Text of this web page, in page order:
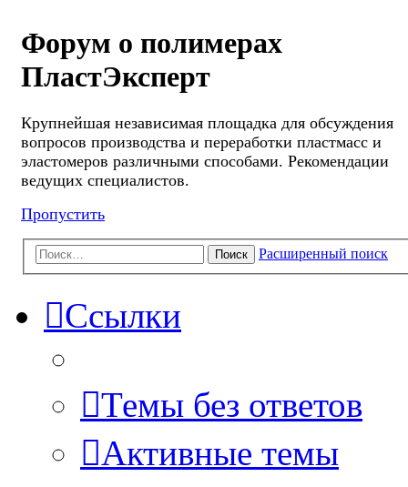
Форум о полимерах
ПластЭксперт
Крупнейшая независимая площадка для обсуждения
вопросов производства и переработки пластмасс и
эластомеров различными способами. Рекомендации
ведущих специалистов.
Пропустить
Поиск Расширенный поиск
Ссылки
Темы без ответов
Активные темы